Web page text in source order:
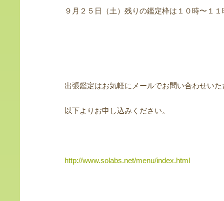
９月２５日（土）残りの鑑定枠は１０時〜１
出張鑑定はお気軽にメールでお問い合わせいた
以下よりお申し込みください。
http://www.solabs.net/menu/index.html